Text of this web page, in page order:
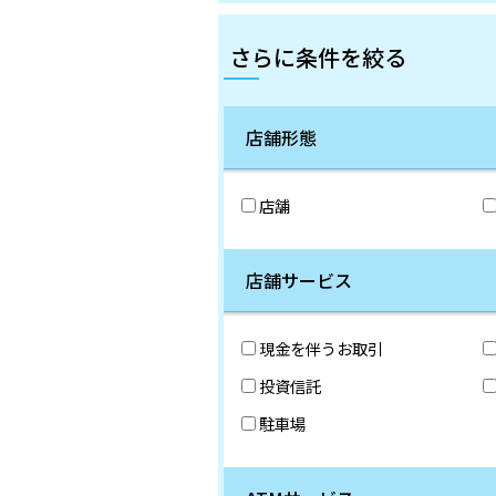
さらに条件を絞る
店舗形態
店舗
店舗サービス
現金を伴うお取引
投資信託
駐車場